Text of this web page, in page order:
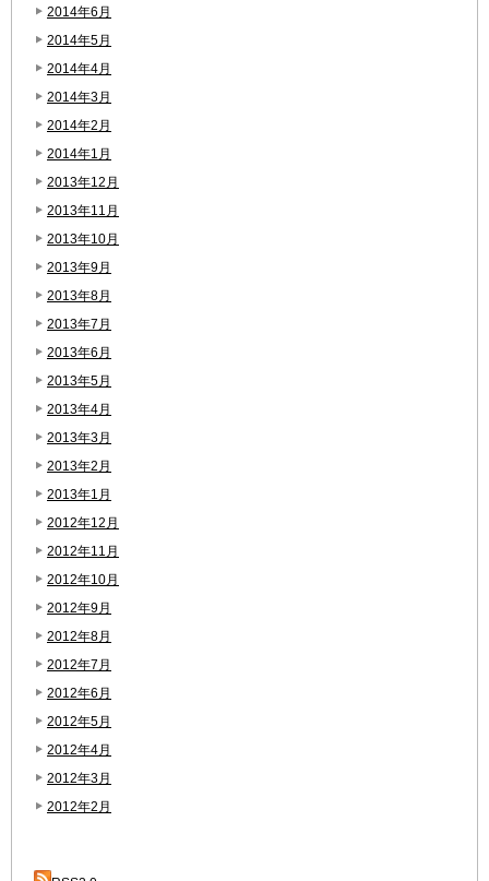
2014年6月
2014年5月
2014年4月
2014年3月
2014年2月
2014年1月
2013年12月
2013年11月
2013年10月
2013年9月
2013年8月
2013年7月
2013年6月
2013年5月
2013年4月
2013年3月
2013年2月
2013年1月
2012年12月
2012年11月
2012年10月
2012年9月
2012年8月
2012年7月
2012年6月
2012年5月
2012年4月
2012年3月
2012年2月